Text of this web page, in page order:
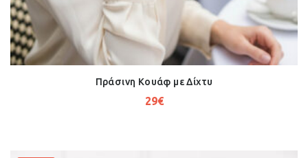
Πράσινη Κουάφ με Δίχτυ
29€